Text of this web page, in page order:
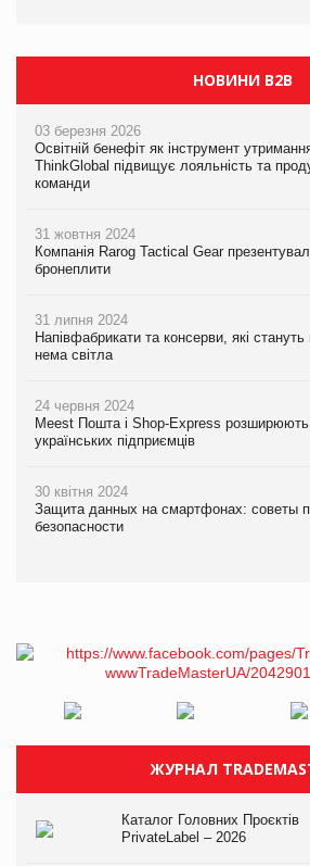
НОВИНИ B2B
03 березня 2026
Освітній бенефіт як інструмент
ThinkGlobal підвищує лояльність та
команди
31 жовтня 2024
Компанія Rarog Tactical Gear
бронеплити
31 липня 2024
Напівфабрикати та консерви, які
нема світла
24 червня 2024
Meest Пошта і Shop-Express розширюють
українських підприємців
30 квітня 2024
Защита данных на смартфонах: советы
безопасности
ЖУРНАЛ
Каталог Головних Проєктів
PrivateLabel – 2026